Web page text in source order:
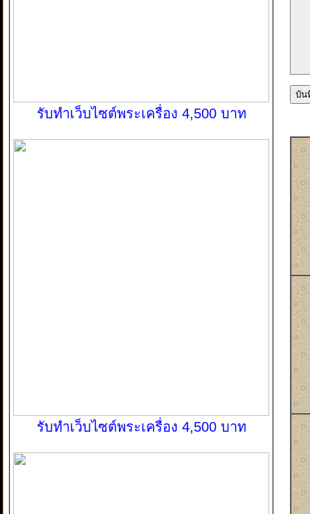
รับทำเว็บไซต์พระเครื่อง 4,500 บาท
รับทำเว็บไซต์พระเครื่อง 4,500 บาท